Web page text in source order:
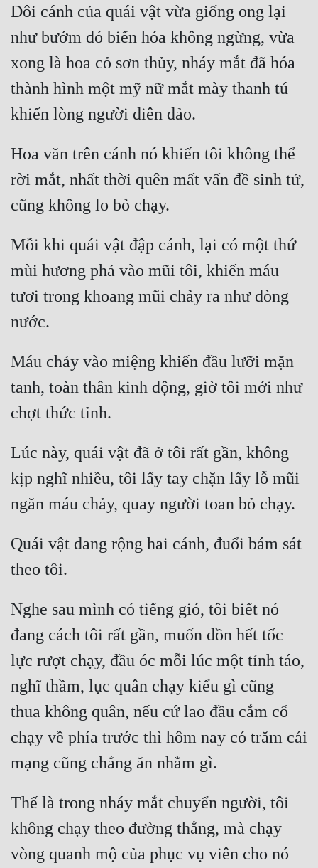
Truyện Nhập Môn
Truyện ngắn
Xa Lộ Dịch
Cung Đấu
Cạnh Kỹ
Cổ Tiên Hiệp
Cổ Đại
Dã Sử
Dị Giới
Dị Năng
Góc Nhìn Nữ
Huyền Ảo
Hệ Thống
Học Đường
Khoa Huyễn
Khoa Huyễn Không Gian
Kinh Dị
Kiếm Hiệp
Kỳ Huyễn
Làm Giàu
Lịch Sử
Mưu Mô
Đôi cánh của quái vật vừa giống ong lại
như bướm đó biến hóa không ngừng, vừa
xong là hoa cỏ sơn thủy, nháy mắt đã hóa
thành hình một mỹ nữ mắt mày thanh tú
Hoa văn trên cánh nó khiến tôi không thể
rời mắt, nhất thời quên mất vấn đề sinh tử,
Mỗi khi quái vật đập cánh, lại có một thứ
mùi hương phả vào mũi tôi, khiến máu
tươi trong khoang mũi chảy ra như dòng
Máu chảy vào miệng khiến đầu lưỡi mặn
tanh, toàn thân kinh động, giờ tôi mới như
Lúc này, quái vật đã ở tôi rất gần, không
kịp nghĩ nhiều, tôi lấy tay chặn lấy lỗ mũi
Quái vật dang rộng hai cánh, đuổi bám sát
Nghe sau mình có tiếng gió, tôi biết nó
đang cách tôi rất gần, muốn dồn hết tốc
lực rượt chạy, đầu óc mỗi lúc một tỉnh táo,
nghĩ thầm, lục quân chạy kiểu gì cũng
thua không quân, nếu cứ lao đầu cắm cổ
chạy về phía trước thì hôm nay có trăm cái
Thế là trong nháy mắt chuyển người, tôi
không chạy theo đường thẳng, mà chạy
vòng quanh mộ của phục vụ viên cho nó